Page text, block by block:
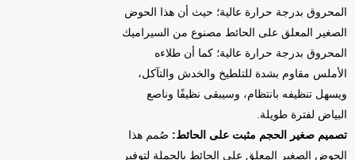
المحروق بدرجة حرارة عالية؛ حيث أن هذا الحوض
الصغير المعلق على الحائط مصنوع من السيراميك
المحروق بدرجة حرارة عالية؛ كما أن طلاءه
الأملس مقاوم بشدة للتلطيخ والخدش والتآكل،
ويسهل تنظيفه بانتظام، وسيبقى نظيفًا وناصع
البياض لفترة طويلة.
تصميم صغير الحجم مثبت على الحائط: صُمم هذا
الحوض الصغير المعلق على الحائط بالجملة لتوفير